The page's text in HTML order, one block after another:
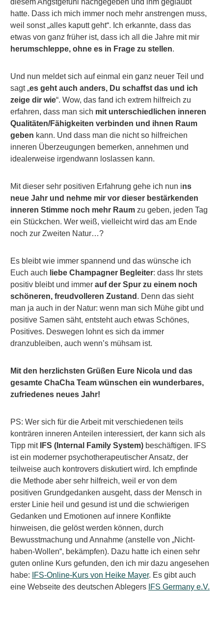
hatte. Dass ich mich immer noch mehr anstrengen muss,
weil sonst „alles kaputt geht“. Ich erkannte, dass das
etwas von ganz früher ist, dass ich all die Jahre mit mir
herumschleppe, ohne es in Frage zu stellen.
Und nun meldet sich auf einmal ein ganz neuer Teil und
sagt „es geht auch anders, Du schaffst das und ich
zeige dir wie“. Wow, das fand ich extrem hilfreich zu
erfahren, dass man sich mit unterschiedlichen inneren
Qualitäten/Fähigkeiten verbinden und ihnen Raum
geben kann. Und dass man die nicht so hilfreichen
inneren Überzeugungen bemerken, annehmen und
idealerweise irgendwann loslassen kann.
Mit dieser sehr positiven Erfahrung gehe ich nun ins
neue Jahr und nehme mir vor dieser bestärkenden
inneren Stimme noch mehr Raum zu geben, jeden Tag
ein Stückchen. Wer weiß, vielleicht wird das am Ende
noch zur Zweiten Natur…?
Es bleibt wie immer spannend und das wünsche ich
Euch auch liebe Champagner Begleiter: dass Ihr stets
positiv bleibt und immer auf der Spur zu einem noch
schöneren, freudvolleren Zustand . Denn das sieht
man ja auch in der Natur: wenn man sich Mühe gibt und
positive Samen säht, entsteht auch etwas Schönes,
Positives. Deswegen lohnt es sich da immer
dranzubleiben, auch wenn’s mühsam ist.
Mit den herzlichsten Grüßen Eure Nicola und das
gesamte ChaCha Team wünschen ein wunderbares,
zufriedenes neues Jahr!
PS: Wer sich für die Arbeit mit verschiedenen teils
konträren inneren Anteilen interessiert, der kann sich als
Tipp mit IFS (Internal Family System) beschäftigen. IFS
ist ein moderner psychotherapeutischer Ansatz, der
teilweise auch kontrovers diskutiert wird. Ich empfinde
die Methode aber sehr hilfreich, weil er von dem
positiven Grundgedanken ausgeht, dass der Mensch in
erster Linie heil und gesund ist und die schwierigen
Gedanken und Emotionen auf innere Konflikte
hinweisen, die gelöst werden können, durch
Bewusstmachung und Annahme (anstelle von „Nicht-
haben-Wollen“, bekämpfen). Dazu hatte ich einen sehr
guten online Kurs gefunden, den ich mir dazu angesehen
habe:
IFS-Online-Kurs von Heike Mayer. Es gibt auch
eine Webseite des deutschen Ablegers IFS Germany e.V.